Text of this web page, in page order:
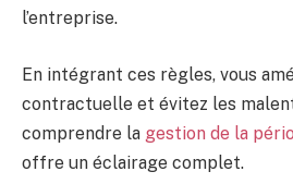
l’entreprise.
En intégrant ces règles, vous
contractuelle et évitez les
comprendre la gestion de la
offre un éclairage complet.